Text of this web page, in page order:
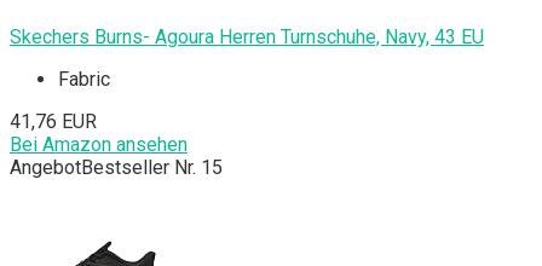
Skechers Burns- Agoura Herren Turnschuhe, Navy, 43 EU
Fabric
41,76 EUR
Bei Amazon ansehen
AngebotBestseller Nr. 15